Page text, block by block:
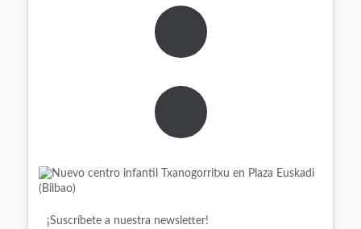
¡Suscríbete a nuestra newsletter!